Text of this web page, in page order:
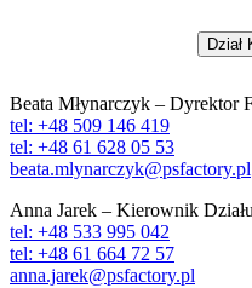
Dział
Beata Młynarczyk – Dyrektor
tel: +48 509 146 419
tel: +48 61 628 05 53
beata.mlynarczyk@psfactory.pl
Anna Jarek – Kierownik
tel: +48 533 995 042
tel: +48 61 664 72 57
anna.jarek@psfactory.pl